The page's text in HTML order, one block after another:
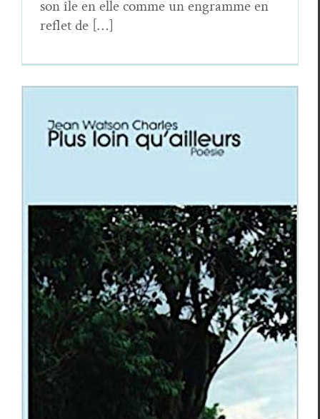
son île en elle comme un engramme en
reflet de […]
Jean-Watson Charles, Plus loin qu’ailleurs
Essais & Chroniques Jean-Wat­son Charles